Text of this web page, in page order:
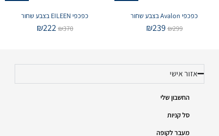
כפכפי Avalon בצבע שחור
₪299
₪239
כפכפי EILEEN בצבע שחור
₪370
₪222
אזור אישי
החשבון שלי
סל קניות
מעבר לקופה